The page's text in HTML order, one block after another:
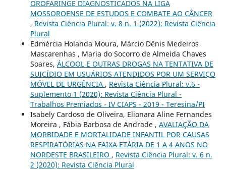
OROFARINGE DIAGNOSTICADOS NA LIGA
MOSSOROENSE DE ESTUDOS E COMBATE AO CÂNCER
, Revista Ciência Plural: v. 8 n. 1 (2022): Revista Ciência
Plural
Edmércia Holanda Moura, Márcio Dênis Medeiros
Mascarenhas , Maria do Socorro de Almeida Chaves
Soares, ÁLCOOL E OUTRAS DROGAS NA TENTATIVA DE
SUICÍDIO EM USUÁRIOS ATENDIDOS POR UM SERVIÇO
MÓVEL DE URGÊNCIA , Revista Ciência Plural: v.6 -
Suplemento 1 (2020): Revista Ciência Plural -
Trabalhos Premiados - IV CIAPS - 2019 - Teresina/PI
Isabely Cardoso de Oliveira, Elionara Aline Fernandes
Moreira , Fábia Barbosa de Andrade , AVALIAÇÃO DA
MORBIDADE E MORTALIDADE INFANTIL POR CAUSAS
RESPIRATÓRIAS NA FAIXA ETÁRIA DE 1 A 4 ANOS NO
NORDESTE BRASILEIRO , Revista Ciência Plural: v. 6 n.
2 (2020): Revista Ciência Plural